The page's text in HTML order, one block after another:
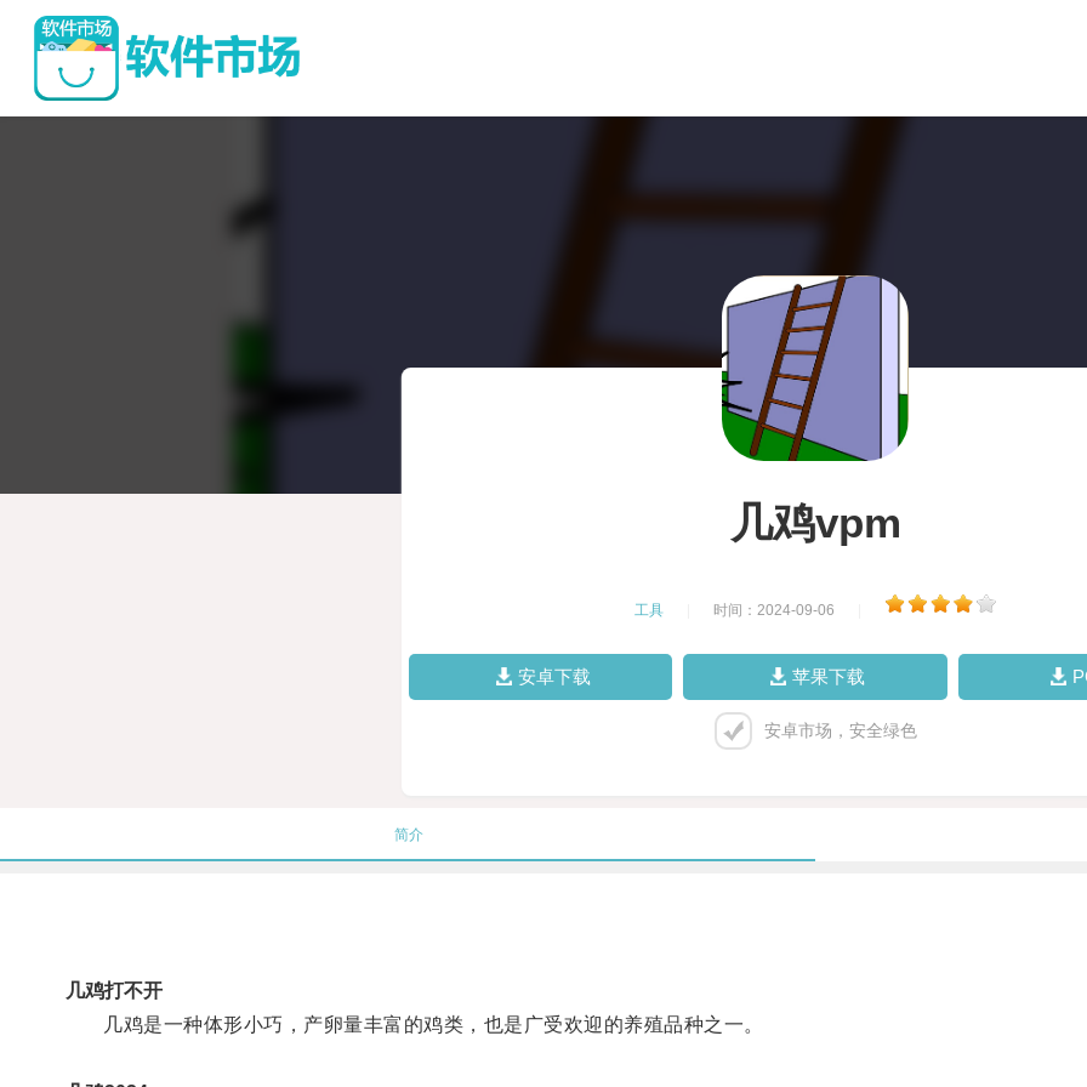
几鸡vpm
工具 时间：2024-09-06
安卓下载 苹果下载
安卓市场，安全绿色
简介
几鸡打不开
几鸡是一种体形小巧，产卵量丰富的鸡类，也是广受欢迎的养殖品种之一。